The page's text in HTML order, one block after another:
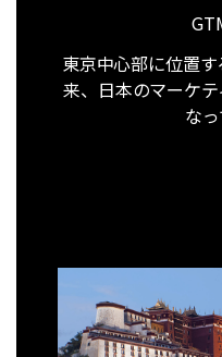
東京中心部に位置
来、日本のマーケ
なっ